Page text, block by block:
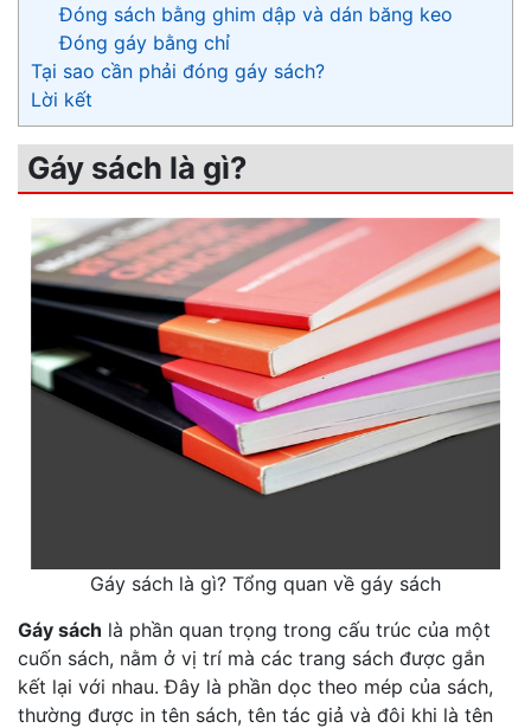
Đóng sách bằng ghim dập và dán băng keo
Đóng gáy bằng chỉ
Tại sao cần phải đóng gáy sách?
Lời kết
Gáy sách là gì?
Gáy sách là gì? Tổng quan về gáy sách
Gáy sách là phần quan trọng trong cấu trúc của một
cuốn sách, nằm ở vị trí mà các trang sách được gắn
kết lại với nhau. Đây là phần dọc theo mép của sách,
thường được in tên sách, tên tác giả và đôi khi là tên